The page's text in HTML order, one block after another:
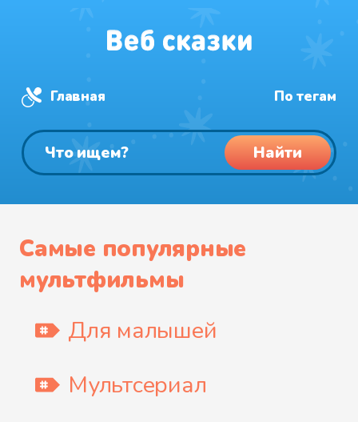
Главная По тегам
Найти
Самые популярные
мультфильмы
Для малышей
Мультсериал